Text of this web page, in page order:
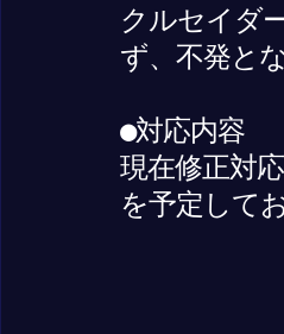
クルセイダ
ず、不発と
●対応内容
現在修正対
を予定して